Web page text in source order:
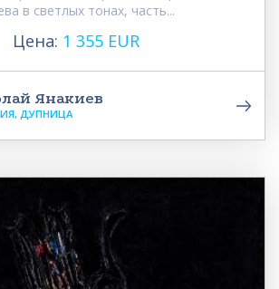
в светлых тонах, часть...
Цена: 1 355 EUR
Янакиев
ДУПНИЦА